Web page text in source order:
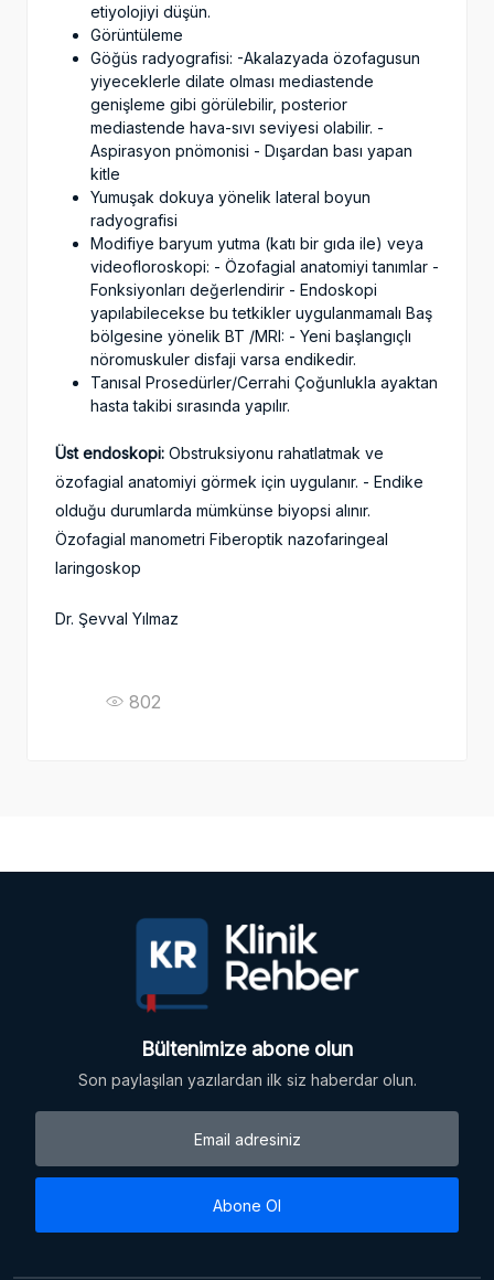
etiyolojiyi düşün.
Görüntüleme
Göğüs radyografisi: -Akalazyada özofagusun
yiyeceklerle dilate olması mediastende
genişleme gibi görülebilir, posterior
mediastende hava-sıvı seviyesi olabilir. -
Aspirasyon pnömonisi - Dışardan bası yapan
kitle
Yumuşak dokuya yönelik lateral boyun
radyografisi
Modifiye baryum yutma (katı bir gıda ile) veya
videofloroskopi: - Özofagial anatomiyi tanımlar -
Fonksiyonları değerlendirir - Endoskopi
yapılabilecekse bu tetkikler uygulanmamalı Baş
bölgesine yönelik BT /MRI: - Yeni başlangıçlı
nöromuskuler disfaji varsa endikedir.
Tanısal Prosedürler/Cerrahi Çoğunlukla ayaktan
hasta takibi sırasında yapılır.
Üst endoskopi: Obstruksiyonu rahatlatmak ve
özofagial anatomiyi görmek için uygulanır. - Endike
olduğu durumlarda mümkünse biyopsi alınır.
Özofagial manometri Fiberoptik nazofaringeal
laringoskop
Dr. Şevval Yılmaz
802
Bültenimize abone olun
Son paylaşılan yazılardan ilk siz haberdar olun.
Abone Ol